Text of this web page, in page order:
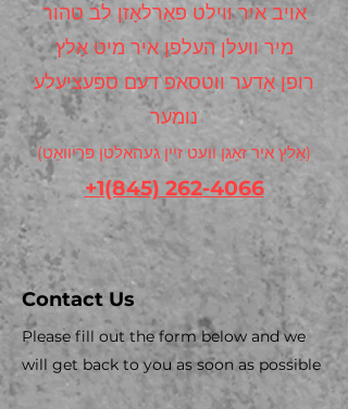
אויב איר ווילט פאַרלאָזן לב טהור
מיר וועלן העלפן איר מיט אַלץ
רופן אָדער ווטסאפ דעם ספּעציעלע
נומער
(אַלץ איר זאָגן וועט זיין געהאלטן פּריוואַט)
+1(845) 262-4066
Contact Us
Please fill out the form below and we
will get back to you as soon as possible